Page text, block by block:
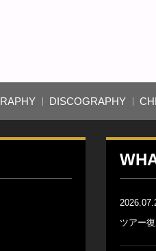
DISCOGRAPHY
ツアー